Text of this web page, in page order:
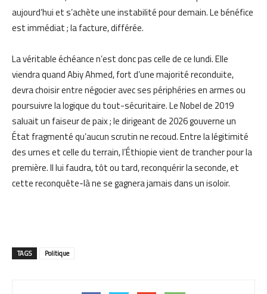
aujourd’hui et s’achète une instabilité pour demain. Le bénéfice
est immédiat ; la facture, différée.
La véritable échéance n’est donc pas celle de ce lundi. Elle
viendra quand Abiy Ahmed, fort d’une majorité reconduite,
devra choisir entre négocier avec ses périphéries en armes ou
poursuivre la logique du tout-sécuritaire. Le Nobel de 2019
saluait un faiseur de paix ; le dirigeant de 2026 gouverne un
État fragmenté qu’aucun scrutin ne recoud. Entre la légitimité
des urnes et celle du terrain, l’Éthiopie vient de trancher pour la
première. Il lui faudra, tôt ou tard, reconquérir la seconde, et
cette reconquête-là ne se gagnera jamais dans un isoloir.
TAGS Politique